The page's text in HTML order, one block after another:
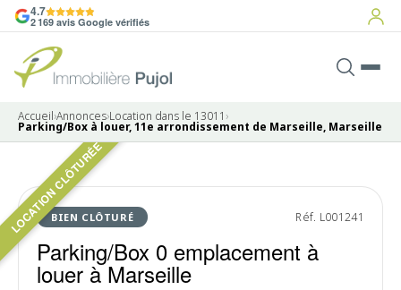
4.7
2 169 avis Google vérifiés
Accueil›Annonces›Location dans le 13011 ›
Parking/Box à louer, 11e arrondissement de Marseille, Marseille
LOCATION CLÔTURÉE
BIEN CLÔTURÉ Réf. L001241
Parking/Box 0 emplacement à
louer à Marseille
LOUÉ